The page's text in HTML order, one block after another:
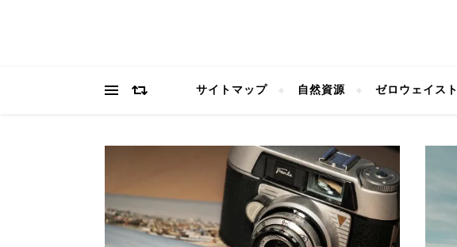
サイトマップ 自然資源 ゼロウェイスト